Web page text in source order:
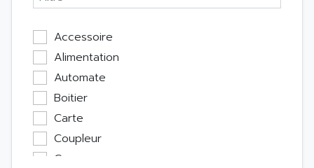
Accessoire
Alimentation
Automate
Boitier
Carte
Coupleur
Cpu